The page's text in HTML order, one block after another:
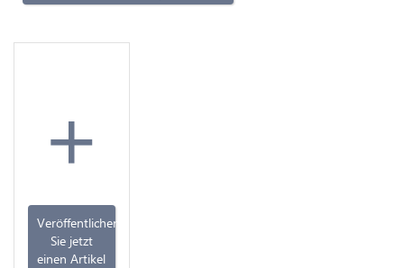
+
Veröffentlichen
Sie jetzt
einen Artikel